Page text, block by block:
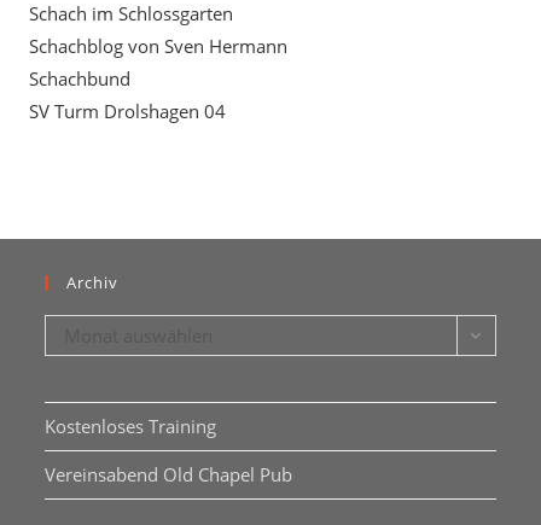
Schach im Schlossgarten
Schachblog von Sven Hermann
Schachbund
SV Turm Drolshagen 04
Archiv
Kostenloses Training
Vereinsabend Old Chapel Pub